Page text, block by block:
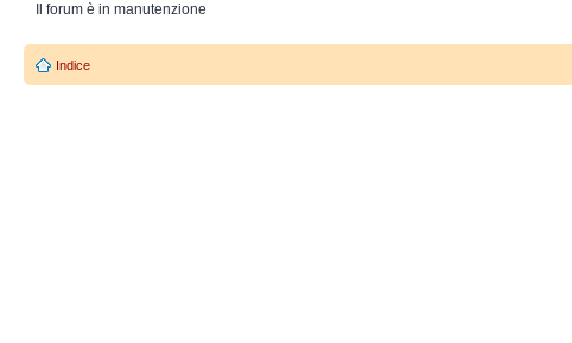
Il forum è in manutenzione
Indice